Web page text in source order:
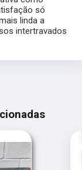
só
linda a
intertravados